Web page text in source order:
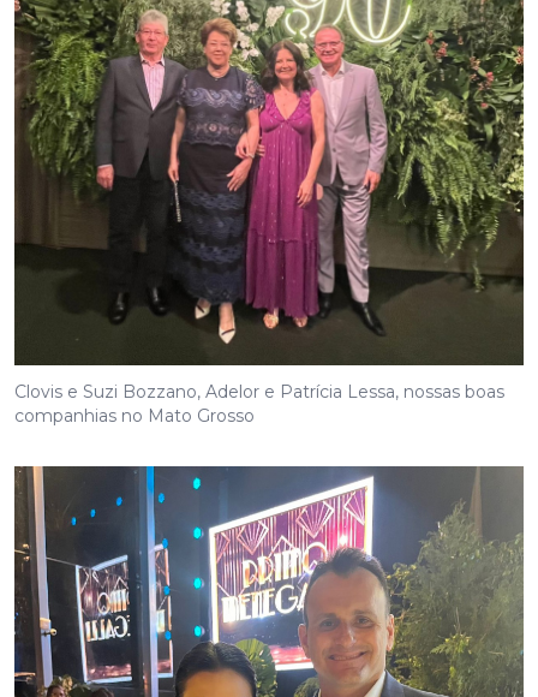
Clovis e Suzi Bozzano, Adelor e Patrícia Lessa, nossas boas
companhias no Mato Grosso